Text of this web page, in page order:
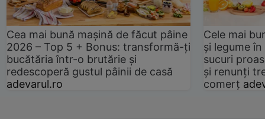
Cea mai bună mașină de făcut pâine
2026 – Top 5 + Bonus: transformă-ți
bucătăria într-o brutărie și
redescoperă gustul pâinii de casă
adevarul.ro
Cele mai
și legume
sucuri
și renunți
comerț